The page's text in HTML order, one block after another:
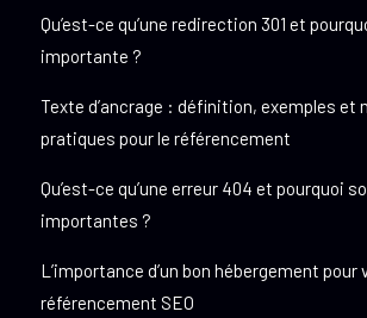
Qu’est-ce qu’une redirection 301 et
importante ?
Texte d’ancrage : définition, exemples et
pratiques pour le référencement
Qu’est-ce qu’une erreur 404 et pourquoi
importantes ?
L’importance d’un bon hébergement pour
référencement SEO